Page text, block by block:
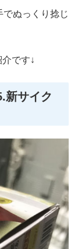
ぬっくり捻じ
です↓
サイク